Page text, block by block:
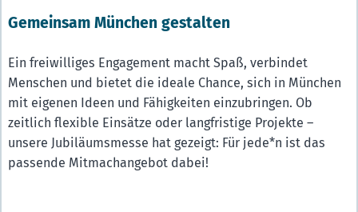
Gemeinsam München gestalten
Ein freiwilliges Engagement macht Spaß, verbindet
Menschen und bietet die ideale Chance, sich in München
mit eigenen Ideen und Fähigkeiten einzubringen. Ob
zeitlich flexible Einsätze oder langfristige Projekte –
unsere Jubiläumsmesse hat gezeigt: Für jede*n ist das
passende Mitmachangebot dabei!